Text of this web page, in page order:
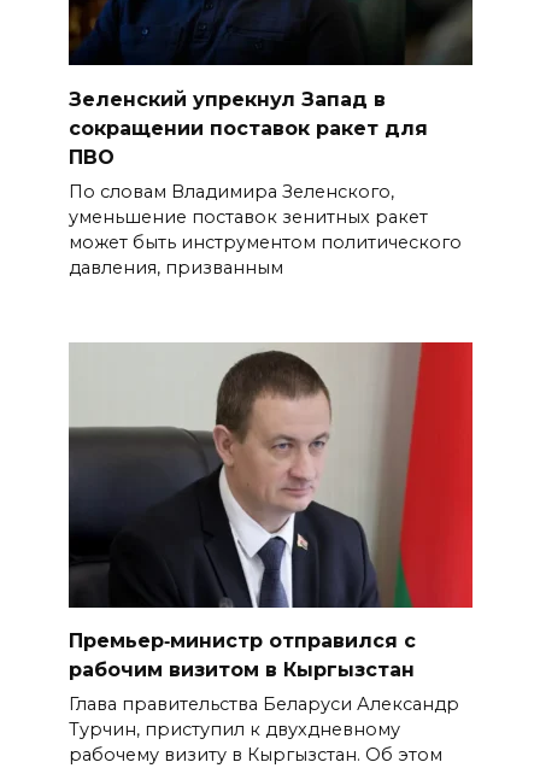
Зеленский упрекнул Запад в
сокращении поставок ракет для
ПВО
По словам Владимира Зеленского,
уменьшение поставок зенитных ракет
может быть инструментом политического
давления, призванным
Премьер‑министр отправился с
рабочим визитом в Кыргызстан
Глава правительства Беларуси Александр
Турчин, приступил к двухдневному
рабочему визиту в Кыргызстан. Об этом